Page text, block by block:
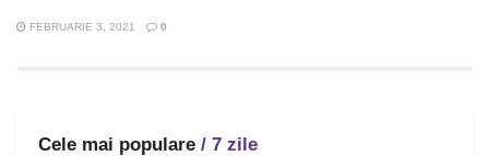
FEBRUARIE 3, 2021 0
Cele mai populare / 7 zile